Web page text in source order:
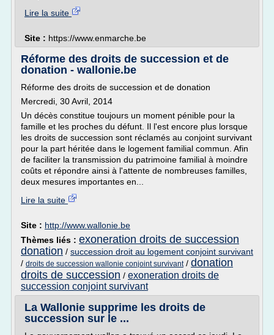
Lire la suite
Site : https://www.enmarche.be
Réforme des droits de succession et de
donation - wallonie.be
Réforme des droits de succession et de donation
Mercredi, 30 Avril, 2014
Un décès constitue toujours un moment pénible pour la
famille et les proches du défunt. Il l'est encore plus lorsque
les droits de succession sont réclamés au conjoint survivant
pour la part héritée dans le logement familial commun. Afin
de faciliter la transmission du patrimoine familial à moindre
coûts et répondre ainsi à l'attente de nombreuses familles,
deux mesures importantes en...
Lire la suite
Site : http://www.wallonie.be
Thèmes liés : exoneration droits de succession
donation / succession droit au logement conjoint survivant
/ droits de succession wallonie conjoint survivant/ donation
droits de succession / exoneration droits de
succession conjoint survivant
La Wallonie supprime les droits de
succession sur le ...